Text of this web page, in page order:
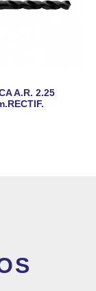
A.R. 2.25